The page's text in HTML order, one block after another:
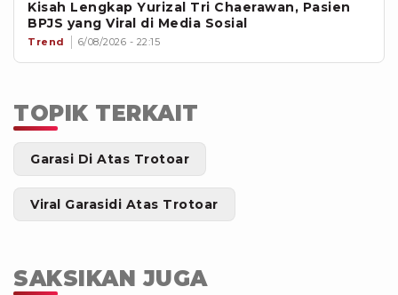
Kisah Lengkap Yurizal Tri Chaerawan, Pasien
BPJS yang Viral di Media Sosial
Trend 6/08/2026 - 22:15
TOPIK TERKAIT
Garasi Di Atas Trotoar
Viral Garasidi Atas Trotoar
SAKSIKAN JUGA